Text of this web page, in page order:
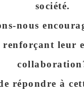
société.
nous
renforçant leur
répondre à